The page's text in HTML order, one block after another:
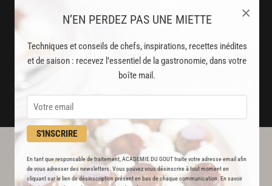
N’EN PERDEZ PAS UNE MIETTE
Techniques et conseils de chefs, inspirations, recettes inédites
et de saison : recevez l’essentiel de la gastronomie, dans votre
boîte mail.
S'INSCRIRE
En tant que responsable de traitement, ACADEMIE DU GOUT traite votre adresse email afin
de vous adresser des newsletters. Vous pouvez vous désinscrire à tout moment en
cliquant sur le lien de désinscription présent en bas de chaque communication. En savoir
×
Stop pub
un service garanti sans publicité
JE M'ABONNE
DÉJÀ ABONNÉ(E) ? JE ME CONNECTE
L'ACADÉMIE DU GOÛT VOUS
RECOMMANDE